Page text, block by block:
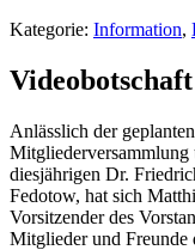
Kategorie: Information,
Anlässlich der
Mitgliederversammlung
diesjährigen Dr.
Fedotow, hat sich
Vorsitzender des
Mitglieder und Freunde